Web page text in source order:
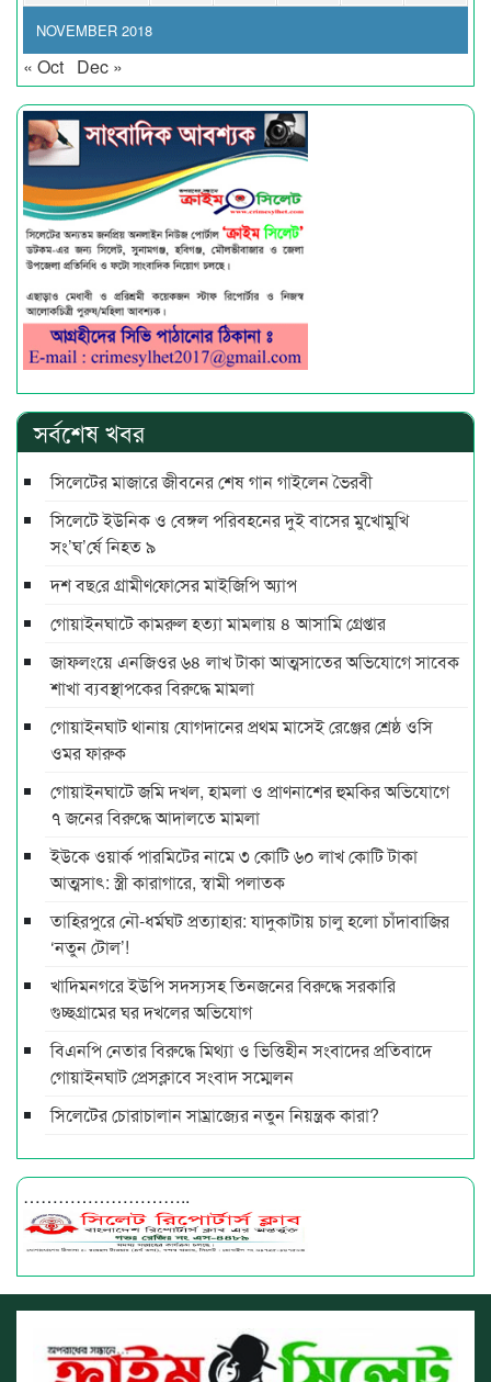
NOVEMBER 2018
« Oct Dec »
সর্বশেষ খবর
সিলেটের মাজারে জীবনের শেষ গান গাইলেন ভৈরবী
সিলেটে ইউনিক ও বেঙ্গল পরিবহনের দুই বাসের মুখোমুখি
সং’ঘ’র্ষে নিহত ৯
দশ বছ‌রে গ্রামীণ‌ফো‌সের মাইজিপি অ্যাপ
গোয়াইনঘাটে কামরুল হত্যা মামলায় ৪ আসামি গ্রেপ্তার
জাফলংয়ে এনজিওর ৬৪ লাখ টাকা আত্মসাতের অভিযোগে সাবেক
শাখা ব্যবস্থাপকের বিরুদ্ধে মামলা
গোয়াইনঘাট থানায় যোগদানের প্রথম মাসেই রেঞ্জের শ্রেষ্ঠ ওসি
ওমর ফারুক
গোয়াইনঘাটে জমি দখল, হামলা ও প্রাণনাশের হুমকির অভিযোগে
৭ জনের বিরুদ্ধে আদালতে মামলা
ইউকে ওয়ার্ক পারমিটের নামে ৩ কোটি ৬০ লাখ কোটি টাকা
আত্মসাৎ: স্ত্রী কারাগারে, স্বামী পলাতক
তাহিরপুরে নৌ-ধর্মঘট প্রত্যাহার: যাদুকাটায় চালু হলো চাঁদাবাজির
‘নতুন টোল’!
খাদিমনগরে ইউপি সদস্যসহ তিনজনের বিরুদ্ধে সরকারি
গুচ্ছগ্রামের ঘর দখলের অভিযোগ
বিএনপি নেতার বিরুদ্ধে মিথ্যা ও ভিত্তিহীন সংবাদের প্রতিবাদে
গোয়াইনঘাট প্রেসক্লাবে সংবাদ সম্মেলন
সিলেটের চোরাচালান সাম্রাজ্যের নতুন নিয়ন্ত্রক কারা?
………………………..